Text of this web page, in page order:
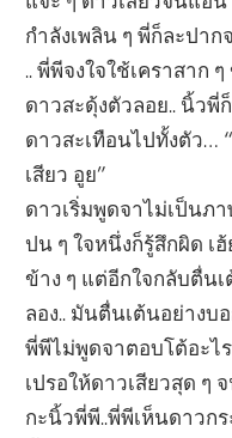
กำลังเพลิน ๆ พี่ก็ละปา
.. พี่พีจงใจใช้เคราสาก
ดาวสะดุ้งตัวลอย.. นิ้ว
ดาวสะเทือนไปทั้งตัว…
เสียว อูย”
ดาวเริ่มพูดจาไม่เป็นภ
ปน ๆ ใจหนึ่งก็รู้สึกผิด เ
ข้าง ๆ แต่อีกใจกลับตื่น
ลอง.. มันตื่นเต้นอย่างบ
พี่พีไม่พูดจาตอบโต้อะไ
เปรอให้ดาวเสียวสุด ๆ
กะนิ้วพี่พี..พี่พีเห็นดาวก